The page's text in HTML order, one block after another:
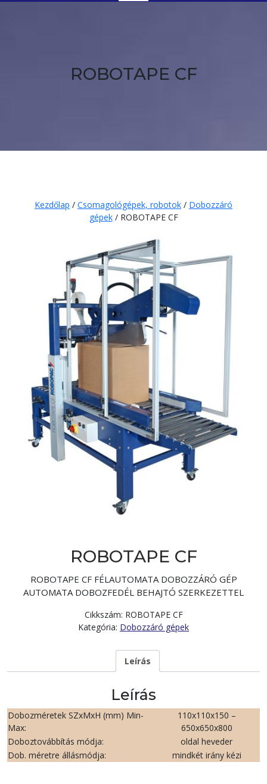
Button
ROBOTAPE CF
Kezdőlap / Csomagológépek, robotok / Dobozzáró
gépek/ ROBOTAPE CF
ROBOTAPE CF
ROBOTAPE CF FÉLAUTOMATA DOBOZZÁRÓ GÉP
AUTOMATA DOBOZFEDÉL BEHAJTÓ SZERKEZETTEL
Cikkszám: ROBOTAPE CF
Kategória: Dobozzáró gépek
Leírás
Leírás
Dobozméretek SZxMxH (mm) Min-
Max:
110x110x150 –
650x650x800
Doboztovábbítás módja:
oldal heveder
Dob. méretre állásmódja:
mindkét irány kézi